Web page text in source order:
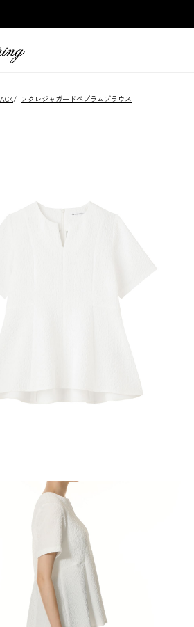
/ フクレジャガードペプラムブラウス